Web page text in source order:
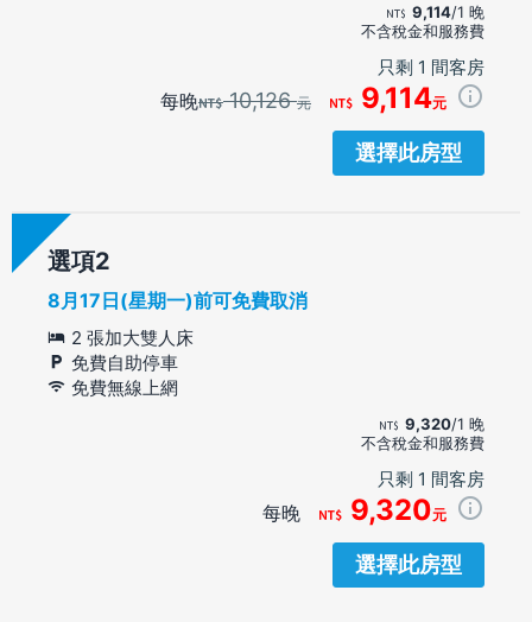
9,114/1 晚
不含稅金和服務費
只剩 1 間客房
每晚 10,126元 9,114元
選擇此房型
選項
8月17日(星期一)前可免費取消
2 張加大雙人床
免費自助停車
免費無線上網
9,320/1 晚
不含稅金和服務費
只剩 1 間客房
每晚 9,320元
選擇此房型